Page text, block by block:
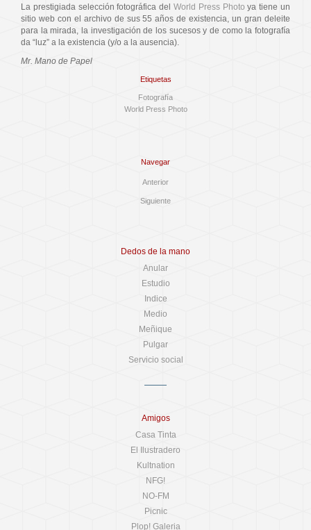
La prestigiada selección fotográfica del World Press Photo ya tiene un
sitio web con el archivo de sus 55 años de existencia, un gran deleite
para la mirada, la investigación de los sucesos y de como la fotografía
da “luz” a la existencia (y/o a la ausencia).
Mr. Mano de Papel
Etiquetas
Fotografía
World Press Photo
Navegar
Anterior
Siguiente
Dedos de la mano
Anular
Estudio
Indice
Medio
Meñique
Pulgar
Servicio social
Amigos
Casa Tinta
El Ilustradero
Kultnation
NFG!
NO-FM
Picnic
Plop! Galeria